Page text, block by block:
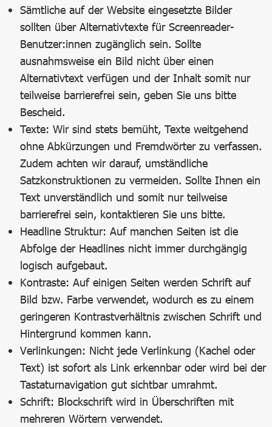
Sämtliche auf der Website eingesetzte Bilder
sollten über Alternativtexte für Screenreader-
Benutzer:innen zugänglich sein. Sollte
ausnahmsweise ein Bild nicht über einen
Alternativtext verfügen und der Inhalt somit nur
teilweise barrierefrei sein, geben Sie uns bitte
Bescheid.
Texte: Wir sind stets bemüht, Texte weitgehend
ohne Abkürzungen und Fremdwörter zu verfassen.
Zudem achten wir darauf, umständliche
Satzkonstruktionen zu vermeiden. Sollte Ihnen ein
Text unverständlich und somit nur teilweise
barrierefrei sein, kontaktieren Sie uns bitte.
Headline Struktur: Auf manchen Seiten ist die
Abfolge der Headlines nicht immer durchgängig
logisch aufgebaut.
Kontraste: Auf einigen Seiten werden Schrift auf
Bild bzw. Farbe verwendet, wodurch es zu einem
geringeren Kontrastverhältnis zwischen Schrift und
Hintergrund kommen kann.
Verlinkungen: Nicht jede Verlinkung (Kachel oder
Text) ist sofort als Link erkennbar oder wird bei der
Tastaturnavigation gut sichtbar umrahmt.
Schrift: Blockschrift wird in Überschriften mit
mehreren Wörtern verwendet.